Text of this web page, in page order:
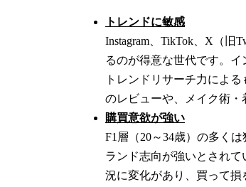
トレンドに敏感
Instagram、TikTok、X（旧
るのが得意な世代です。
トレンドリサーチ力によ
のレビューや、メイク術・
購買意欲が強い
F1層（20～34歳）の多く
ランド志向が強いとされ
況に変化があり、買って